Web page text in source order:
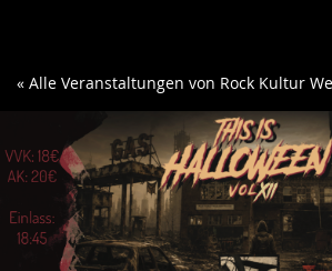
springen
« Alle Veranstaltungen von Rock Kultur